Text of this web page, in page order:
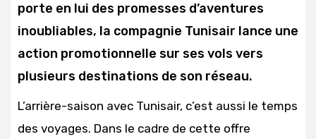
porte en lui des promesses d’aventures
inoubliables, la compagnie Tunisair lance une
action promotionnelle sur ses vols vers
plusieurs destinations de son réseau.
L’arrière-saison avec Tunisair, c’est aussi le temps
des voyages. Dans le cadre de cette offre